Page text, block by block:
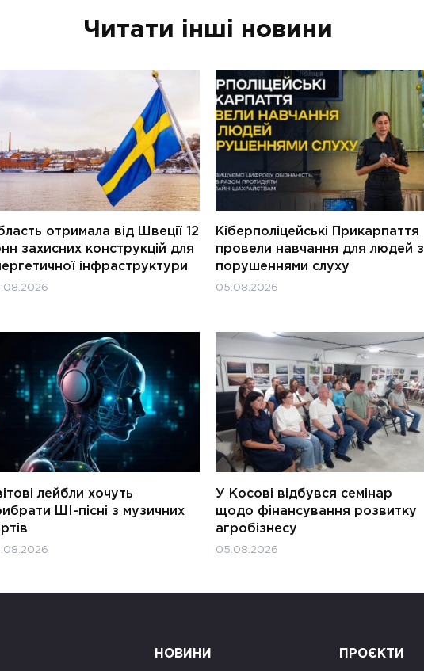
Читати інші новини
отримала від Швеції 12
захисних конструкцій для
інфраструктури
Кіберполіцейські Прикарпаття
провели навчання для людей з
порушеннями слуху
05.08.2026
лейбли хочуть
ШІ-пісні з музичних
У Косові відбувся семінар
щодо фінансування розвитку
агробізнесу
05.08.2026
НОВИНИ ПРОЄКТИ